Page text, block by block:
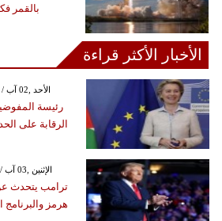
بالقمر
الأخبار الأكثر قراءة
GMT 18:33 2026 الأحد ,02 آب / أغسطس
رئيسة
الرقابة على
GMT 19:48 2026 الإثنين ,03 آب / أغسطس
ترامب يتحدث
هرمز والبرنامج